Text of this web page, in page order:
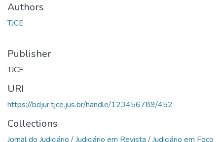
Authors
TJCE
Publisher
TJCE
URI
https://bdjur.tjce.jus.br/handle/123456789/452
Collections
Jornal do Judiciário / Judiciário em Revista / Judiciário em Foco